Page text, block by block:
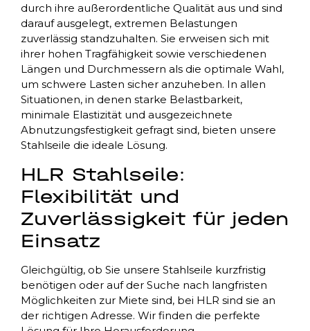
durch ihre außerordentliche Qualität aus und sind
darauf ausgelegt, extremen Belastungen
zuverlässig standzuhalten. Sie erweisen sich mit
ihrer hohen Tragfähigkeit sowie verschiedenen
Längen und Durchmessern als die optimale Wahl,
um schwere Lasten sicher anzuheben. In allen
Situationen, in denen starke Belastbarkeit,
minimale Elastizität und ausgezeichnete
Abnutzungsfestigkeit gefragt sind, bieten unsere
Stahlseile die ideale Lösung.
HLR Stahlseile:
Flexibilität und
Zuverlässigkeit für jeden
Einsatz
Gleichgültig, ob Sie unsere Stahlseile kurzfristig
benötigen oder auf der Suche nach langfristen
Möglichkeiten zur Miete sind, bei HLR sind sie an
der richtigen Adresse. Wir finden die perfekte